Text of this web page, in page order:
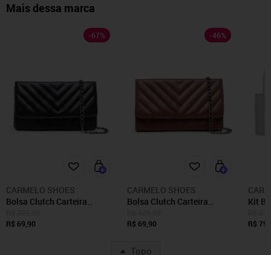
Mais dessa marca
-67%
CARMELO SHOES
Bolsa Clutch Carteira
Matelassê Preta
R$ 69,90
-46%
CARMELO SHOES
Bolsa Clutch Carteira
Matelassê Marrom
R$ 69,90
Kit
Shoes
R$
Topo